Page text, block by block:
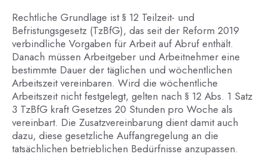
Rechtliche Grundlage ist § 12 Teilzeit- und
Befristungsgesetz (TzBfG), das seit der Reform 2019
verbindliche Vorgaben für Arbeit auf Abruf enthält.
Danach müssen Arbeitgeber und Arbeitnehmer eine
bestimmte Dauer der täglichen und wöchentlichen
Arbeitszeit vereinbaren. Wird die wöchentliche
Arbeitszeit nicht festgelegt, gelten nach § 12 Abs. 1 Satz
3 TzBfG kraft Gesetzes 20 Stunden pro Woche als
vereinbart. Die Zusatzvereinbarung dient damit auch
dazu, diese gesetzliche Auffangregelung an die
tatsächlichen betrieblichen Bedürfnisse anzupassen.